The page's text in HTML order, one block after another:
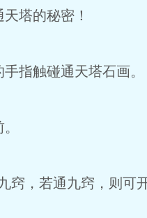
塔的秘密！
指触碰通天塔石画。
，若通九窍，则可